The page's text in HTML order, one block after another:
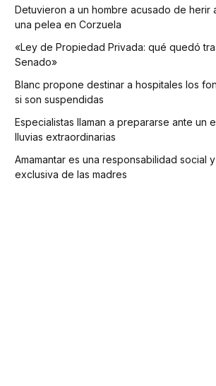
Detuvieron a un hombre acusado de herir
una pelea en Corzuela
«Ley de Propiedad Privada: qué quedó
Senado»
Blanc propone destinar a hospitales los
si son suspendidas
Especialistas llaman a prepararse ante un
lluvias extraordinarias
Amamantar es una responsabilidad social
exclusiva de las madres